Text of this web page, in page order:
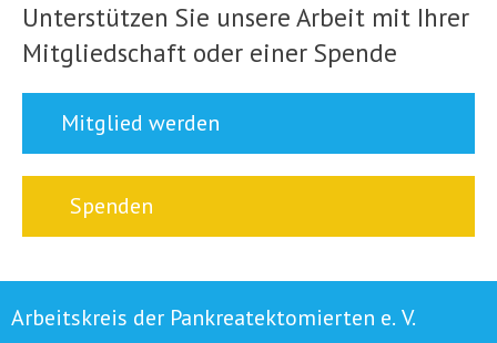
Unterstützen Sie unsere Arbeit mit Ihrer
Mitgliedschaft oder einer Spende
Mitglied werden
Spenden
Arbeitskreis der Pankreatektomierten e. V.